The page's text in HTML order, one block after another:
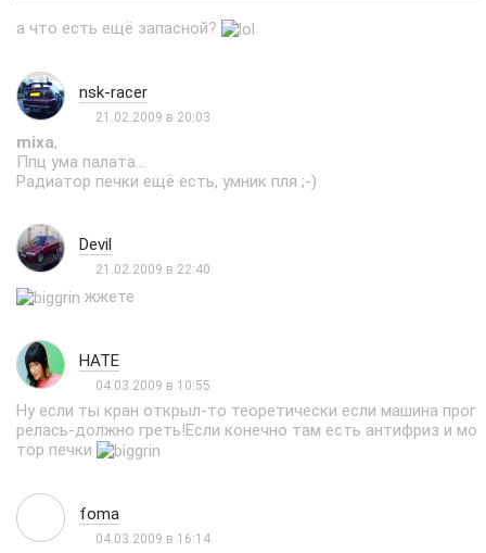
а что есть ещё запасной?
nsk-racer
21.02.2009 в 20:03
mixa,
Ппц ума палата...
Радиатор печки ещё есть, умник пля ;-)
Devil
21.02.2009 в 22:40
жжете
HATE
04.03.2009 в 10:55
Ну если ты кран открыл-то теоретически если машина прог
релась-должно греть!Если конечно там есть антифриз и мо
тор печки
foma
04.03.2009 в 16:14